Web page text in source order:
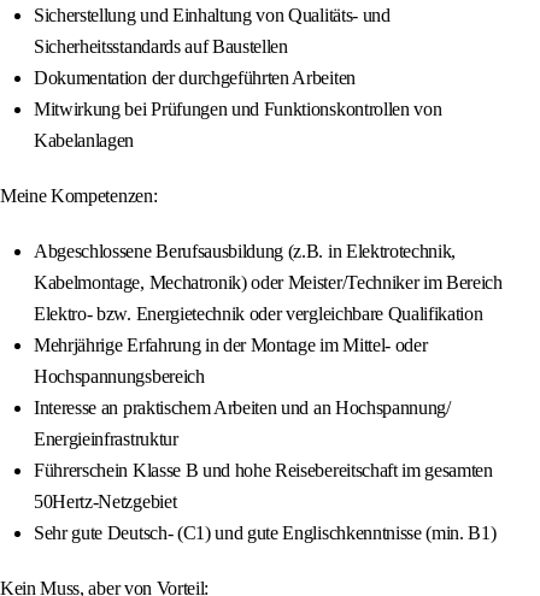
Sicherstellung und Einhaltung von Qualitäts- und
Sicherheitsstandards auf Baustellen
Dokumentation der durchgeführten Arbeiten
Mitwirkung bei Prüfungen und Funktionskontrollen von
Kabelanlagen
Meine Kompetenzen:
Abgeschlossene Berufsausbildung (z.B. in Elektrotechnik,
Kabelmontage, Mechatronik) oder Meister/Techniker im Bereich
Elektro- bzw. Energietechnik oder vergleichbare Qualifikation
Mehrjährige Erfahrung in der Montage im Mittel- oder
Hochspannungsbereich
Interesse an praktischem Arbeiten und an Hochspannung/
Energieinfrastruktur
Führerschein Klasse B und hohe Reisebereitschaft im gesamten
50Hertz-Netzgebiet
Sehr gute Deutsch- (C1) und gute Englischkenntnisse (min. B1)
Kein Muss, aber von Vorteil: